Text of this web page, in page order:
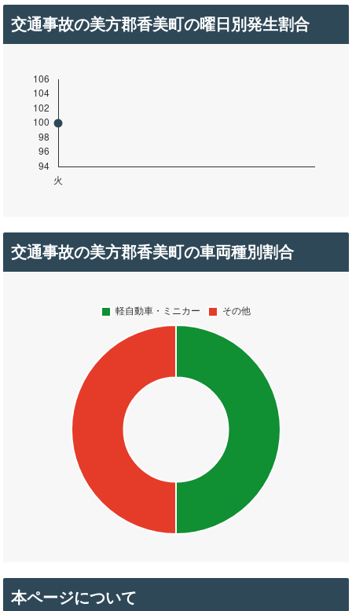
交通事故の美方郡香美町の曜日別発生割合
交通事故の美方郡香美町の車両種別割合
本ページについて